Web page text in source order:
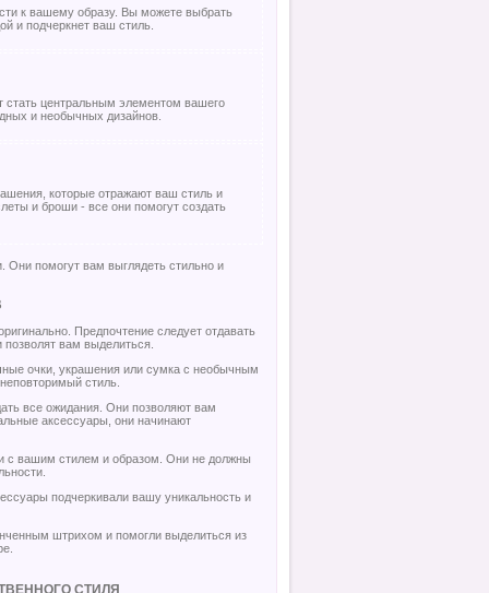
к вашему образу. Вы можете выбрать
и подчеркнет ваш стиль.
стать центральным элементом вашего
и необычных дизайнов.
которые отражают ваш стиль и
и броши - все они помогут создать
Они помогут вам выглядеть стильно и
Предпочтение следует отдавать
вам выделиться.
очки, украшения или сумка с необычным
стиль.
все ожидания. Они позволяют вам
аксессуары, они начинают
с вашим стилем и образом. Они не должны
подчеркивали вашу уникальность и
штрихом и помогли выделиться из
СТИЛЯ